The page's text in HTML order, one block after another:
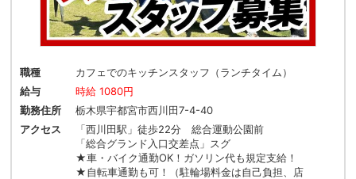
職種
カフェでのキッチンスタッフ（ランチタイム）
給与
時給 1080円
勤務住所
栃木県宇都宮市西川田7-4-40
アクセス
「西川田駅」徒歩22分 総合運動公園前
「総合グランド入口交差点」スグ
★車・バイク通勤OK！ガソリン代も規定支給！
★自転車通勤も可！（駐輪場料金は自己負担、店